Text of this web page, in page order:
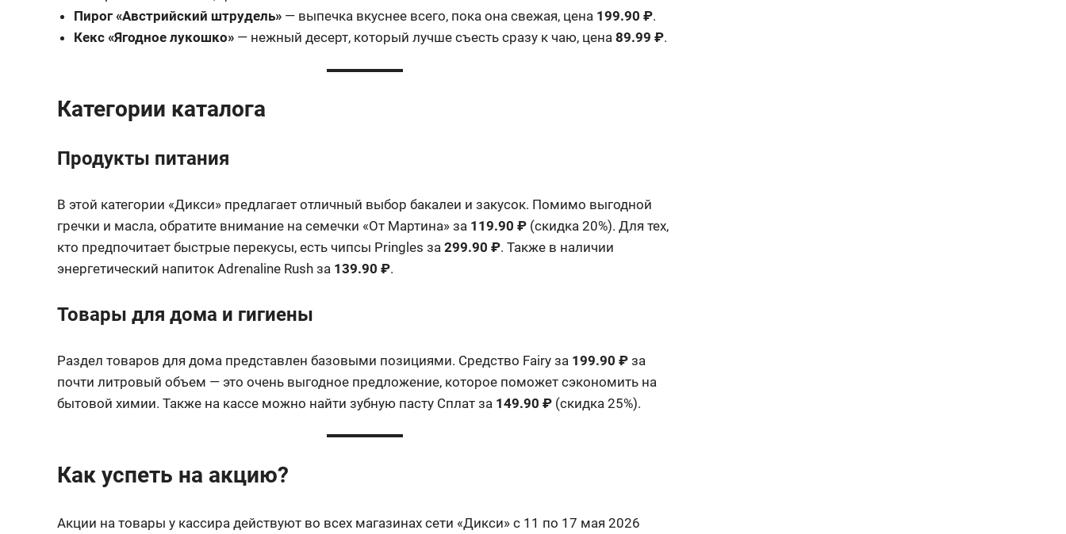
Пирог «Австрийский штрудель» — выпечка вкуснее всего, пока она свежая, цена 199.90 ₽.
Кекс «Ягодное лукошко» — нежный десерт, который лучше съесть сразу к чаю, цена89.99 ₽.
Категории каталога
Продукты питания
В этой категории «Дикси» предлагает отличный выбор бакалеи и закусок. Помимо выгодной
гречки и масла, обратите внимание на семечки «От Мартина» за 119.90 ₽ (скидка 20%). Для тех,
кто предпочитает быстрые перекусы, есть чипсы Pringles за 299.90 ₽. Также в наличии
энергетический напиток Adrenaline Rush за 139.90 ₽.
Товары для дома и гигиены
Раздел товаров для дома представлен базовыми позициями. Средство Fairy за 199.90 ₽ за
почти литровый объем — это очень выгодное предложение, которое поможет сэкономить на
бытовой химии. Также на кассе можно найти зубную пасту Сплат за 149.90 ₽ (скидка 25%).
Как успеть на акцию?
Акции на товары у кассира действуют во всех магазинах сети «Дикси» с 11 по 17 мая 2026